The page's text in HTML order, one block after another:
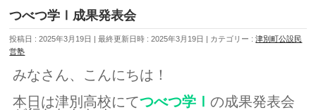
つべつ学Ⅰ成果発表会
投稿日 : 2025年3月19日 最終更新日時 : 2025年3月19日 カテゴリー :津別町公設民
営塾
みなさん、こんにちは！
本日は津別高校にてつべつ学Ⅰの成果発表会